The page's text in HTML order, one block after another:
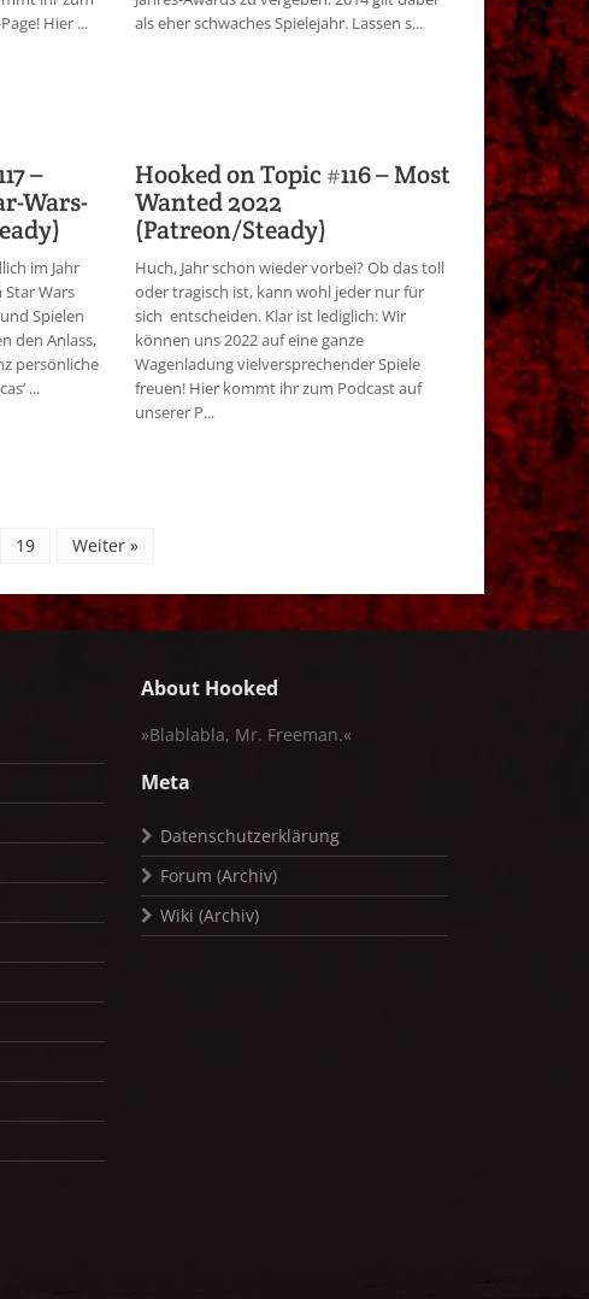
Hier ...
als eher schwaches Spielejahr. Lassen s...
–
Wars-
im Jahr
Star Wars
Spielen
den Anlass,
persönliche
...
Hooked on Topic #116 – Most
Wanted 2022
(Patreon/Steady)
Huch, Jahr schon wieder vorbei? Ob das toll
oder tragisch ist, kann wohl jeder nur für
sich entscheiden. Klar ist lediglich: Wir
können uns 2022 auf eine ganze
Wagenladung vielversprechender Spiele
freuen! Hier kommt ihr zum Podcast auf
unserer P...
19 Weiter »
About Hooked
»Blablabla, Mr. Freeman.«
Meta
Datenschutzerklärung
Forum (Archiv)
Wiki (Archiv)